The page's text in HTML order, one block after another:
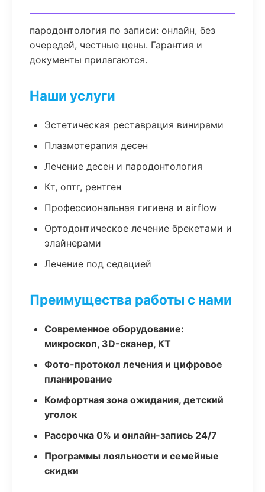
пародонтология по записи: онлайн, без
очередей, честные цены. Гарантия и
документы прилагаются.
Наши услуги
Эстетическая реставрация винирами
Плазмотерапия десен
Лечение десен и пародонтология
Кт, оптг, рентген
Профессиональная гигиена и airflow
Ортодонтическое лечение брекетами и
элайнерами
Лечение под седацией
Преимущества работы с нами
Современное оборудование:
микроскоп, 3D-сканер, КТ
Фото-протокол лечения и цифровое
планирование
Комфортная зона ожидания, детский
уголок
Рассрочка 0% и онлайн-запись 24/7
Программы лояльности и семейные
скидки